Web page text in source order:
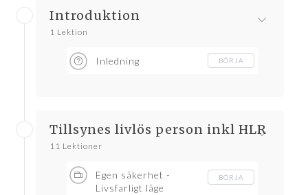
Introduktion
1 Lektion
Inledning BÖRJA
Tillsynes livlös person inkl HLR
11 Lektioner
Egen säkerhet -
Livsfarligt läge
BÖRJA